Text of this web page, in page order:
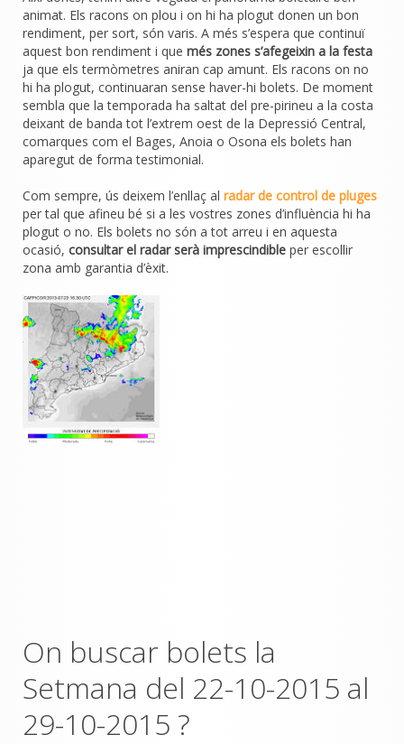
animat. Els racons on plou i on hi ha plogut donen un bon
rendiment, per sort, són varis. A més s’espera que continuï
aquest bon rendiment i que més zones s’afegeixin a la festa
ja que els termòmetres aniran cap amunt. Els racons on no
hi ha plogut, continuaran sense haver-hi bolets. De moment
sembla que la temporada ha saltat del pre-pirineu a la costa
deixant de banda tot l’extrem oest de la Depressió Central,
comarques com el Bages, Anoia o Osona els bolets han
aparegut de forma testimonial.
Com sempre, ús deixem l’enllaç al radar de control de pluges
per tal que afineu bé si a les vostres zones d’influència hi ha
plogut o no. Els bolets no són a tot arreu i en aquesta
ocasió, consultar el radar serà imprescindible per escollir
zona amb garantia d’èxit.
On buscar bolets la
Setmana del 22-10-2015 al
29-10-2015 ?